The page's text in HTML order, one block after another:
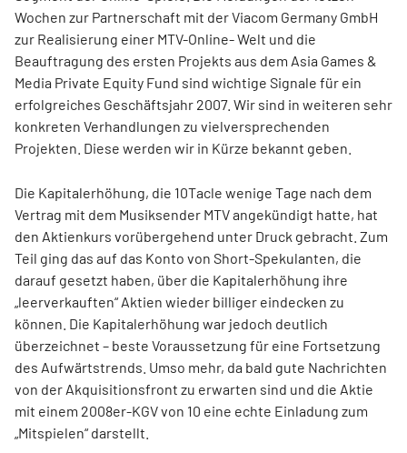
Wochen zur Partnerschaft mit der Viacom Germany GmbH
zur Realisierung einer MTV-Online- Welt und die
Beauftragung des ersten Projekts aus dem Asia Games &
Media Private Equity Fund sind wichtige Signale für ein
erfolgreiches Geschäftsjahr 2007. Wir sind in weiteren sehr
konkreten Verhandlungen zu vielversprechenden
Projekten. Diese werden wir in Kürze bekannt geben.
Die Kapitalerhöhung, die 10Tacle wenige Tage nach dem
Vertrag mit dem Musiksender MTV angekündigt hatte, hat
den Aktienkurs vorübergehend unter Druck gebracht. Zum
Teil ging das auf das Konto von Short-Spekulanten, die
darauf gesetzt haben, über die Kapitalerhöhung ihre
„leerverkauften“ Aktien wieder billiger eindecken zu
können. Die Kapitalerhöhung war jedoch deutlich
überzeichnet – beste Voraussetzung für eine Fortsetzung
des Aufwärtstrends. Umso mehr, da bald gute Nachrichten
von der Akquisitionsfront zu erwarten sind und die Aktie
mit einem 2008er-KGV von 10 eine echte Einladung zum
„Mitspielen“ darstellt.